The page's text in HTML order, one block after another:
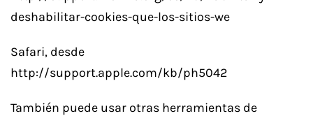
deshabilitar-cookies-que-los-sitios-we
Safari, desde
http://support.apple.com/kb/ph5042
También puede usar otras herramientas de